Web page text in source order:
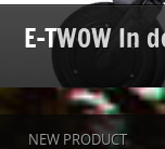
E-TWOW In
NEW PRODUCT